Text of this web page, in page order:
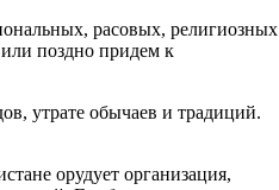
расовых, религиозных
поздно придем к
утрате обычаев и традиций.
орудует организация,